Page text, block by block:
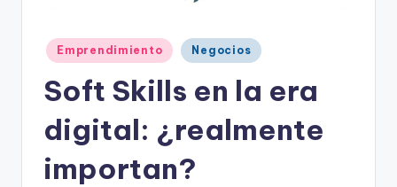
Publicado
en
Emprendimiento Negocios
Soft Skills en la era
digital: ¿realmente
importan?